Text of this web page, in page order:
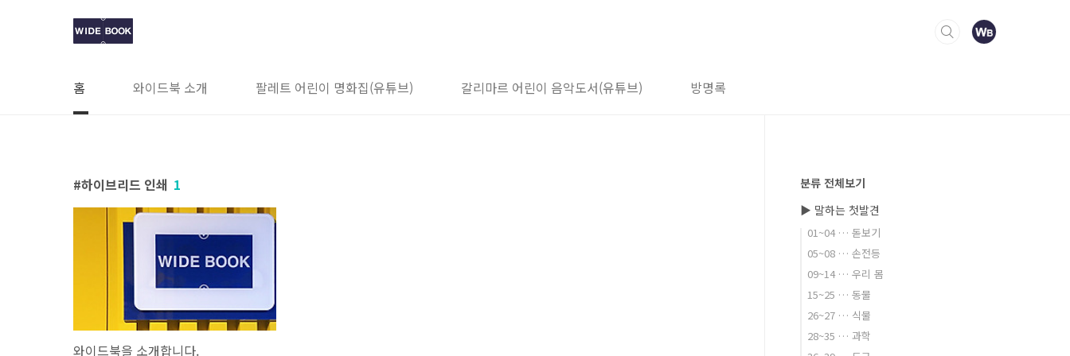
홈 와이드북 소개 팔레트 어린이 명화집(유튜브) 갈리마르 어린이 음악도서(유튜브) 방명록
하이브리드 인쇄 1
와이드북을 소개합니다.
분류 전체보기
▶ 말하는 첫발견
01~04 … 돋보기
05~08 … 손전등
09~14 … 우리 몸
15~25 … 동물
26~27 … 식물
28~35 … 과학